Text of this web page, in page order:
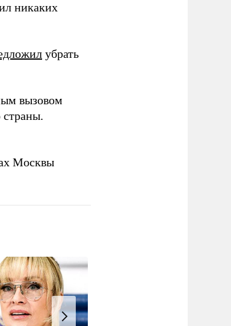
никаких
убрать
вызовом
страны.
Москвы